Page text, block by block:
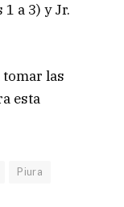
a 3) y Jr.
tomar las
esta
Piura